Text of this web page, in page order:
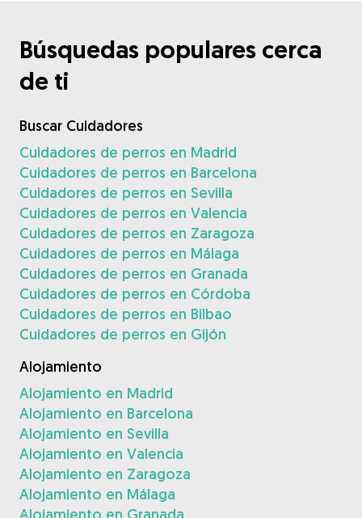
Búsquedas populares cerca
de ti
Buscar Cuidadores
Cuidadores de perros en Madrid
Cuidadores de perros en Barcelona
Cuidadores de perros en Sevilla
Cuidadores de perros en Valencia
Cuidadores de perros en Zaragoza
Cuidadores de perros en Málaga
Cuidadores de perros en Granada
Cuidadores de perros en Córdoba
Cuidadores de perros en Bilbao
Cuidadores de perros en Gijón
Alojamiento
Alojamiento en Madrid
Alojamiento en Barcelona
Alojamiento en Sevilla
Alojamiento en Valencia
Alojamiento en Zaragoza
Alojamiento en Málaga